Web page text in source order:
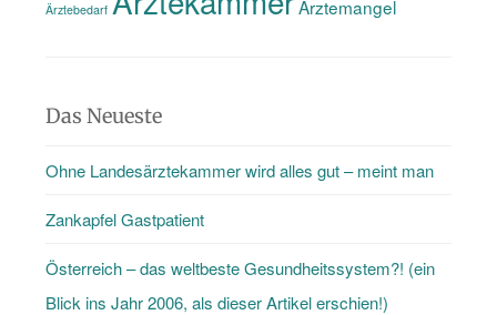
Ärztebedarf Ärztemangel
Das Neueste
Ohne Landesärztekammer wird alles gut – meint man
Zankapfel Gastpatient
Österreich – das weltbeste Gesundheitssystem?! (ein
Blick ins Jahr 2006, als dieser Artikel erschien!)